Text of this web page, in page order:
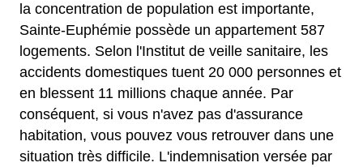
la concentration de population est importante,
Sainte-Euphémie possède un appartement 587
logements. Selon l'Institut de veille sanitaire, les
accidents domestiques tuent 20 000 personnes et
en blessent 11 millions chaque année. Par
conséquent, si vous n'avez pas d'assurance
habitation, vous pouvez vous retrouver dans une
situation très difficile. L'indemnisation versée par